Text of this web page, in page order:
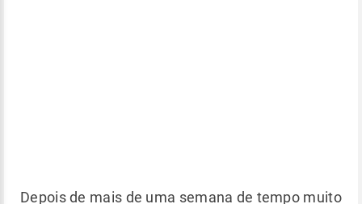
Depois de mais de uma semana de tempo muito